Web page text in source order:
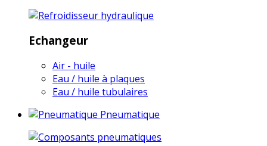
Echangeur
Air - huile
Eau / huile à plaques
Eau / huile tubulaires
Pneumatique